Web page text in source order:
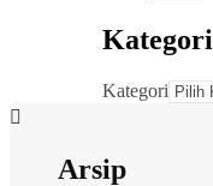
Kategori
Kategori
Arsip